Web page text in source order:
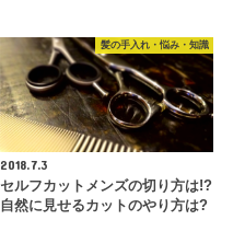
髪の手入れ・悩み・知識
2018.7.3
セルフカットメンズの切り方は!?
自然に見せるカットのやり方は?